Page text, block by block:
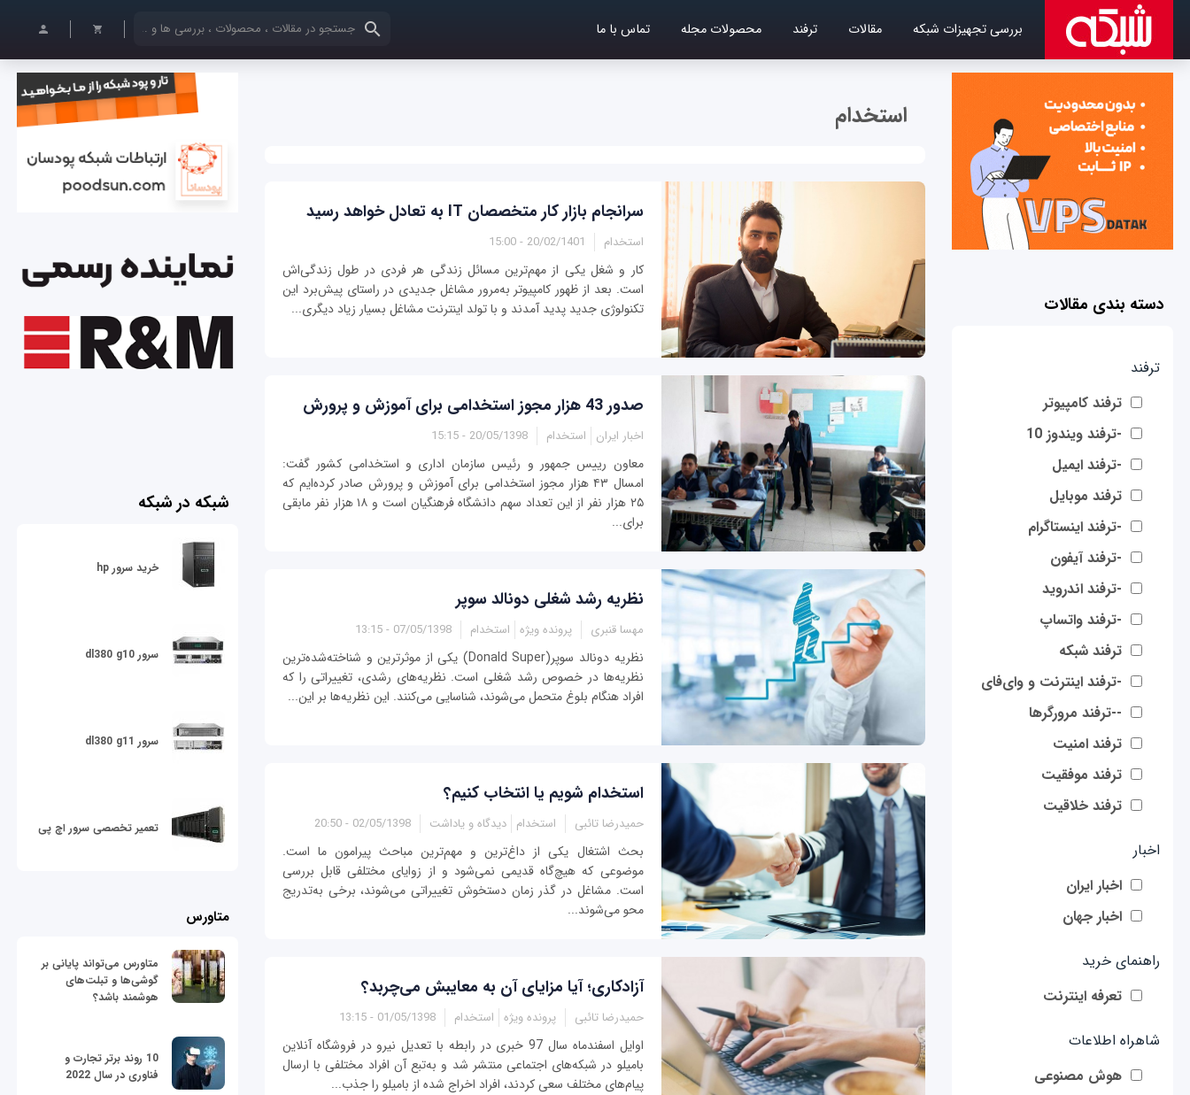
بررسی تجهیزات شبکه مقالات ترفند محصولات مجله تماس با ما کلمات کلیدی خود را وارد کنید
دسته بندی مقالات
ترفند
ترفند کامپیوتر
-ترفند ویندوز 10
-ترفند ایمیل
ترفند موبایل
-ترفند اینستاگرام
-ترفند آیفون
-ترفند اندروید
-ترفند واتساپ
ترفند شبکه
-ترفند اینترنت و وای‌فای
--ترفند مرورگرها
ترفند امنیت
ترفند موفقیت
ترفند خلاقیت
اخبار
اخبار ایران
اخبار جهان
راهنمای خرید
تعرفه اینترنت
شاهراه اطلاعات
هوش مصنوعی
استخدام
سرانجام بازار کار متخصصان IT به تعادل خواهد رسید
استخدام 20/02/1401 - 15:00
کار و شغل یکی از مهم‌ترین مسائل زندگی‌ هر فردی در طول زندگی‌‌اش
است. بعد از ظهور کامپیوتر به‌مرور مشاغل جدیدی در راستای پیش‌برد این
تکنولوژی جدید پدید آمدند و با تولد اینترنت مشاغل بسیار زیاد دیگری...
صدور 43 هزار مجوز استخدامی برای آموزش و پرورش
اخبار ایران استخدام 20/05/1398 - 15:15
معاون رییس جمهور و رئیس سازمان اداری و استخدامی کشور گفت:
امسال ۴۳ هزار مجوز استخدامی برای آموزش و پرورش صادر کرده‌ایم که
۲۵ هزار نفر از این تعداد سهم دانشگاه فرهنگیان است و ۱۸ هزار نفر مابقی
برای...
نظریه رشد شغلی دونالد سوپر
مهسا قنبری پرونده ویژه استخدام 07/05/1398 - 13:15
نظریه دونالد سوپر(Donald Super) یکی از موثرترین و شناخته‌شده‌ترین
نظریه‌ها در خصوص رشد شغلی است. نظریه‌های رشدی، تغییراتی را که
افراد هنگام بلوغ متحمل می‌شوند، شناسایی می‌کنند. این نظریه‌ها بر این...
استخدام شویم یا انتخاب کنیم؟
حمیدرضا تائبی استخدام دیدگاه و یاداشت 02/05/1398 - 20:50
بحث اشتغال یکی از داغ‌ترین و مهم‌ترین مباحث پیرامون ما است.
موضوعی که هیچ‌گاه قدیمی نمی‌شود و از زوایای مختلفی قابل بررسی
است. مشاغل در گذر زمان دستخوش تغییراتی می‌شوند، برخی به‌تدریج
محو می‌شوند...
آزادکاری؛ آیا مزایای آن به معایبش می‌چربد؟
حمیدرضا تائبی پرونده ویژه استخدام 01/05/1398 - 13:15
اوایل اسفندماه سال 97 خبری در رابطه با تعدیل نیرو در فروشگاه آنلاین
بامیلو در شبکه‌های اجتماعی منتشر شد و به‌تبع آن افراد مختلفی با ارسال
پیام‌های مختلف سعی کردند، افراد اخراج شده از بامیلو را جذب...
شبکه در شبکه
خرید سرور hp
سرور dl380 g10
سرور dl380 g11
تعمیر تخصصی سرور اچ پی
متاورس
متاورس می‌تواند پایانی بر
گوشی‌ها و تبلت‌های
هوشمند باشد؟
10 روند برتر تجارت و
فناوری در سال 2022